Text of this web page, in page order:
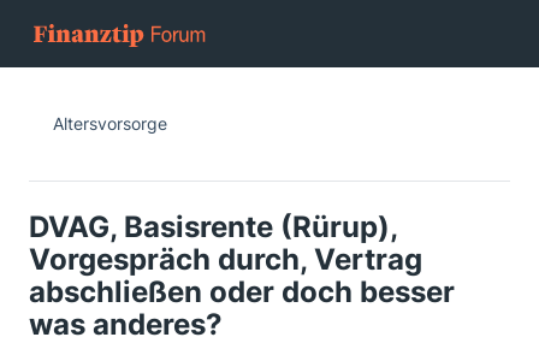
Altersvorsorge
DVAG, Basisrente (Rürup),
Vorgespräch durch, Vertrag
abschließen oder doch besser
was anderes?